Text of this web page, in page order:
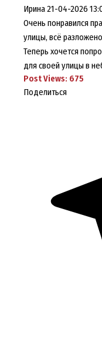
Ирина21-04-2026
Очень понравился
улицы, всё
Теперь хочется
для своей улицы в
Post Views: 675
Поделиться